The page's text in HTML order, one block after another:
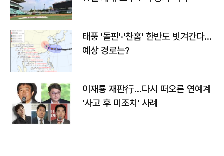
태풍 '돌핀'·'찬홈' 한반도 빗겨간다…
예상 경로는?
이재룡 재판行…다시 떠오른 연예계
'사고 후 미조치' 사례